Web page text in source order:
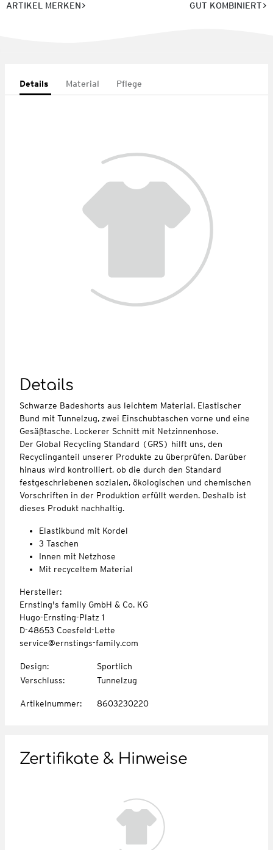
ARTIKEL MERKEN GUT KOMBINIERT
Details Material Pflege
Details
Schwarze Badeshorts aus leichtem Material. Elastischer
Bund mit Tunnelzug, zwei Einschubtaschen vorne und eine
Gesäßtasche. Lockerer Schnitt mit Netzinnenhose.
Der Global Recycling Standard (GRS) hilft uns, den
Recyclinganteil unserer Produkte zu überprüfen. Darüber
hinaus wird kontrolliert, ob die durch den Standard
festgeschriebenen sozialen, ökologischen und chemischen
Vorschriften in der Produktion erfüllt werden. Deshalb ist
dieses Produkt nachhaltig.
Elastikbund mit Kordel
3 Taschen
Innen mit Netzhose
Mit recyceltem Material
Hersteller:
Ernsting's family GmbH & Co. KG
Hugo-Ernsting-Platz 1
D-48653 Coesfeld-Lette
service@ernstings-family.com
Design:
Sportlich
Verschluss: Tunnelzug
Artikelnummer: 8603230220
Zertifikate & Hinweise